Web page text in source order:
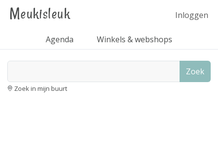
Meukisleuk Inloggen
Agenda Winkels & webshops
Zoek
Zoek in mijn buurt